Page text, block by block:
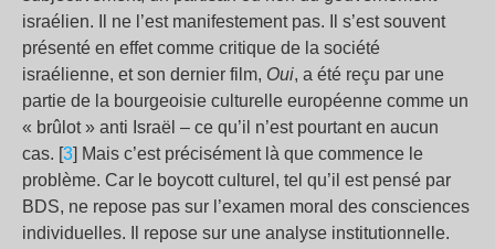
israélien. Il ne l’est manifestement pas. Il s’est souvent
présenté en effet comme critique de la société
israélienne, et son dernier film, Oui, a été reçu par une
partie de la bourgeoisie culturelle européenne comme un
« brûlot » anti Israël – ce qu’il n’est pourtant en aucun
cas. [3] Mais c’est précisément là que commence le
problème. Car le boycott culturel, tel qu’il est pensé par
BDS, ne repose pas sur l’examen moral des consciences
individuelles. Il repose sur une analyse institutionnelle.